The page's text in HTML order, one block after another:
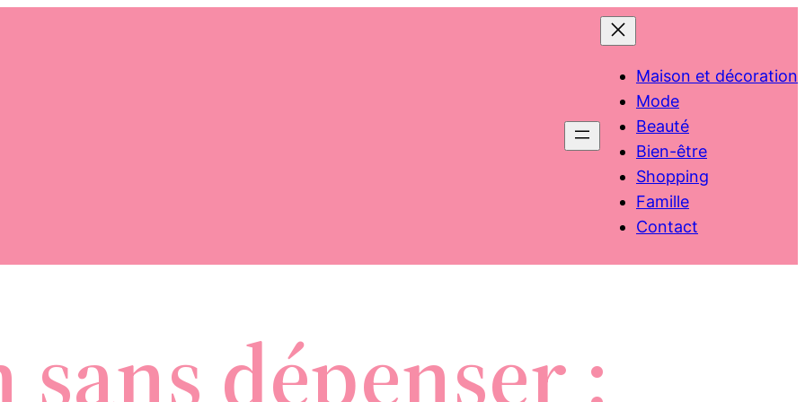
Maison et décoration
Mode
Beauté
Bien-être
Shopping
Famille
Contact
dépenser :